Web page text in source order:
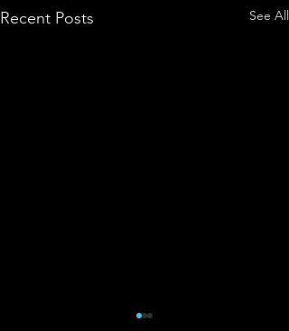
Recent Posts See All